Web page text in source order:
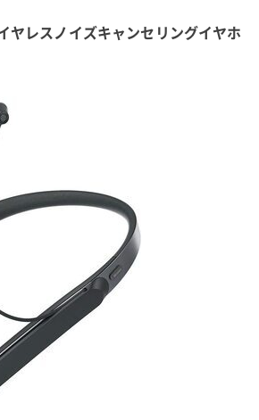
ヤレスノイズキャンセリングイヤホ